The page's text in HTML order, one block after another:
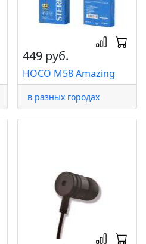
449 руб.
HOCO M58 Amazing
в разных городах